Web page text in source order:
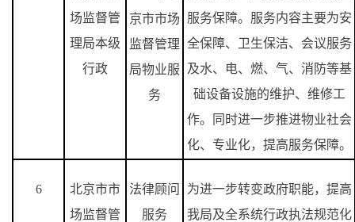
场监督管
理局本级
行政
京市市场
监督管理
局物业服
务
服务保障。服务内容主要为安
全保障、卫生保洁、会议服务
及水、电、燃、气、消防等基
础设备设施的维护、维修工
作。同时进一步推进物业社会
化、专业化，提高服务保障。
6
北京市市
场监督管
法律顾问
服务
为进一步转变政府职能，提高
我局及全系统行政执法规范化